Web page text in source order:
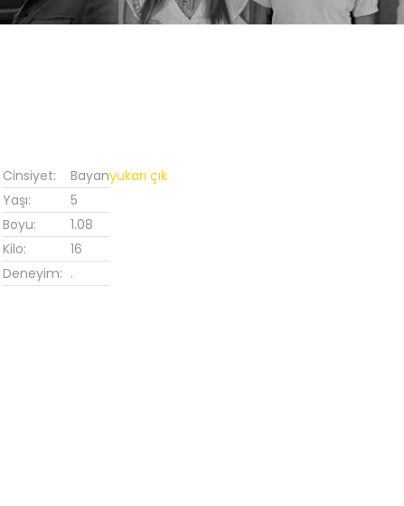
Cinsiyet:
Bayan
Yaşı:
5
Boyu:
1.08
Kilo:
16
Deneyim: .
yukarı çık